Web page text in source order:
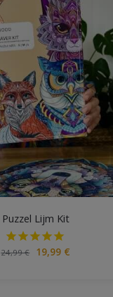
Puzzel Lijm Kit
24,99€ 19,99 €